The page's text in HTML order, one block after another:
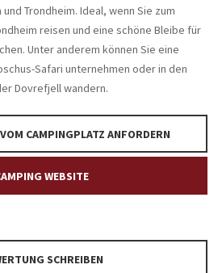
Trondheim. Ideal, wenn Sie zum
reisen und eine schöne Bleibe für
Unter anderem können Sie eine
Safari unternehmen oder in den
Dovrefjell wandern.
CAMPINGPLATZ ANFORDERN
WEBSITE
SCHREIBEN